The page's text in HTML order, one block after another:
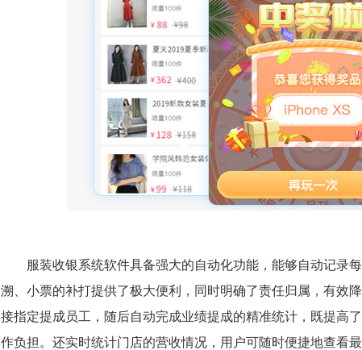
服装收银系统软件具备强大的自动化功能，能够自动记录
溯、小票的补打提供了极大便利，同时明确了责任归属，有效
接指定提成员工，随后自动完成业绩提成的精准统计，既提高
作负担。 还实时统计门店的营收情况，用户可随时便捷地查看